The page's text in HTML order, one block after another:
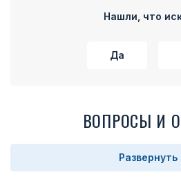
Нашли, что
Да
ВОПРОСЫ И
Развернуть